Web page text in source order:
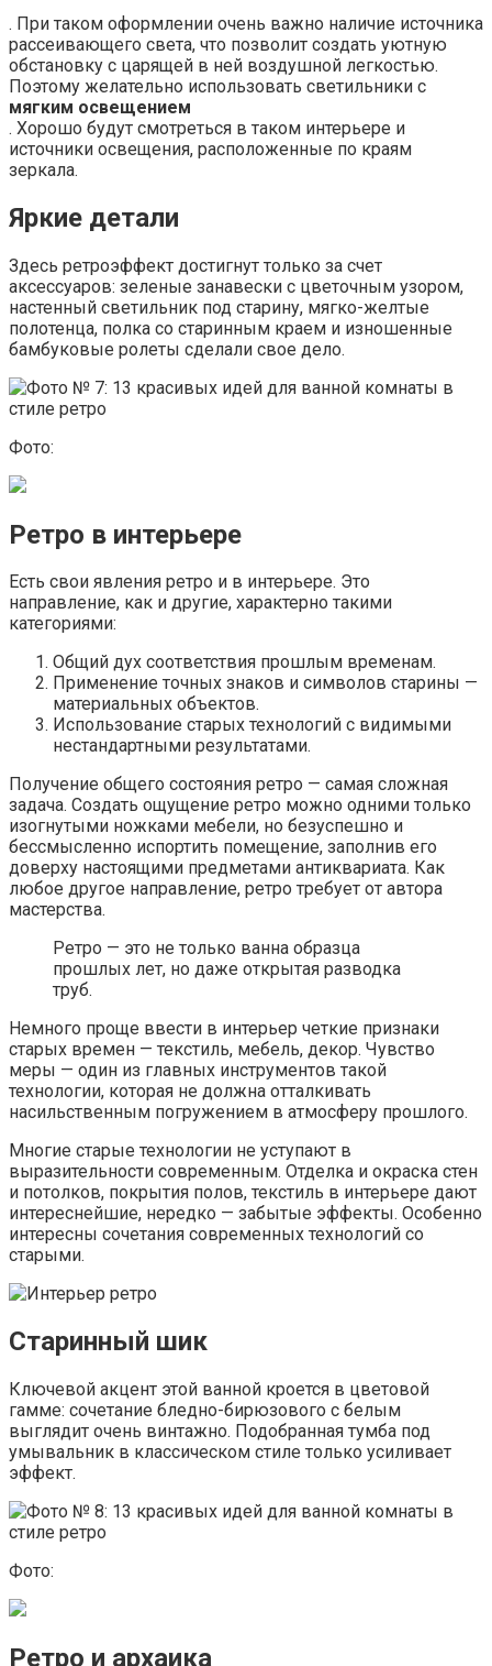
. При таком оформлении очень важно наличие источника
рассеивающего света, что позволит создать уютную
обстановку с царящей в ней воздушной легкостью.
Поэтому желательно использовать светильники с
мягким освещением
. Хорошо будут смотреться в таком интерьере и
источники освещения, расположенные по краям
зеркала.
Яркие детали
Здесь ретроэффект достигнут только за счет
аксессуаров: зеленые занавески с цветочным узором,
настенный светильник под старину, мягко-желтые
полотенца, полка со старинным краем и изношенные
бамбуковые ролеты сделали свое дело.
Фото:
Ретро в интерьере
Есть свои явления ретро и в интерьере. Это
направление, как и другие, характерно такими
категориями:
Общий дух соответствия прошлым временам.
Применение точных знаков и символов старины —
материальных объектов.
Использование старых технологий с видимыми
нестандартными результатами.
Получение общего состояния ретро — самая сложная
задача. Создать ощущение ретро можно одними только
изогнутыми ножками мебели, но безуспешно и
бессмысленно испортить помещение, заполнив его
доверху настоящими предметами антиквариата. Как
любое другое направление, ретро требует от автора
мастерства.
Ретро — это не только ванна образца
прошлых лет, но даже открытая разводка
труб.
Немного проще ввести в интерьер четкие признаки
старых времен — текстиль, мебель, декор. Чувство
меры — один из главных инструментов такой
технологии, которая не должна отталкивать
насильственным погружением в атмосферу прошлого.
Многие старые технологии не уступают в
выразительности современным. Отделка и окраска стен
и потолков, покрытия полов, текстиль в интерьере дают
интереснейшие, нередко — забытые эффекты. Особенно
интересны сочетания современных технологий со
старыми.
Старинный шик
Ключевой акцент этой ванной кроется в цветовой
гамме: сочетание бледно-бирюзового с белым
выглядит очень винтажно. Подобранная тумба под
умывальник в классическом стиле только усиливает
эффект.
Фото:
Ретро и архаика